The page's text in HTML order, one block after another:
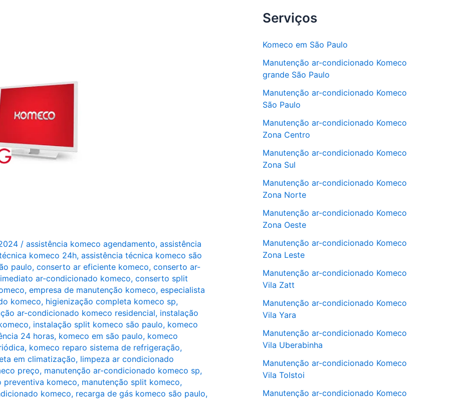
/ assistência komeco agendamento, assistência
komeco 24h, assistência técnica komeco são
paulo, conserto ar eficiente komeco, conserto ar-
ar-condicionado komeco, conserto split
, empresa de manutenção komeco, especialista
komeco, higienização completa komeco sp,
ar-condicionado komeco residencial, instalação
, instalação split komeco são paulo, komeco
24 horas, komeco em são paulo, komeco
, komeco reparo sistema de refrigeração,
em climatização, limpeza ar condicionado
preço, manutenção ar-condicionado komeco sp,
preventiva komeco, manutenção split komeco,
komeco, recarga de gás komeco são paulo,
c
b
o
o
k
itt
er s
A
p
l
Serviços
Komeco em São Paulo
Manutenção ar-condicionado Komeco
grande São Paulo
Manutenção ar-condicionado Komeco
São Paulo
Manutenção ar-condicionado Komeco
Zona Centro
Manutenção ar-condicionado Komeco
Zona Sul
Manutenção ar-condicionado Komeco
Zona Norte
Manutenção ar-condicionado Komeco
Zona Oeste
Manutenção ar-condicionado Komeco
Zona Leste
Manutenção ar-condicionado Komeco
Vila Zatt
Manutenção ar-condicionado Komeco
Vila Yara
Manutenção ar-condicionado Komeco
Vila Uberabinha
Manutenção ar-condicionado Komeco
Vila Tolstoi
Manutenção ar-condicionado Komeco